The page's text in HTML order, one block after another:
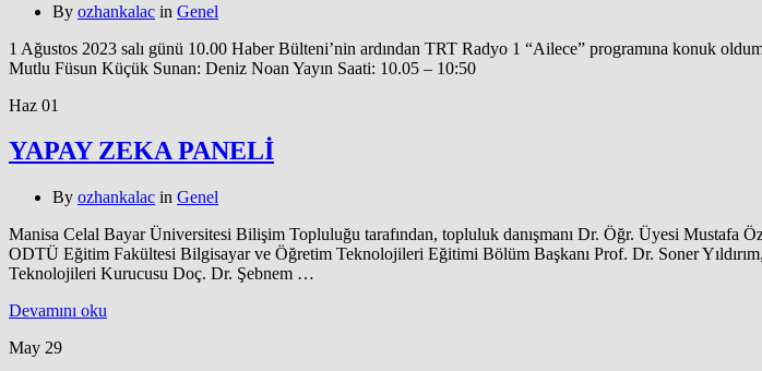
By ozhankalac in Genel
1 Ağustos 2023 salı günü 10.00 Haber Bülteni’nin ardından TRT Radyo 1 “Ailece” programına konuk
Mutlu Füsun Küçük Sunan: Deniz Noan Yayın Saati: 10.05 – 10:50
Haz 01
YAPAY ZEKA PANELİ
By ozhankalac in Genel
Manisa Celal Bayar Üniversitesi Bilişim Topluluğu tarafından, topluluk danışmanı Dr. Öğr. Üyesi Mustafa
ODTÜ Eğitim Fakültesi Bilgisayar ve Öğretim Teknolojileri Eğitimi Bölüm Başkanı Prof. Dr. Soner
Teknolojileri Kurucusu Doç. Dr. Şebnem …
Devamını oku
May 29